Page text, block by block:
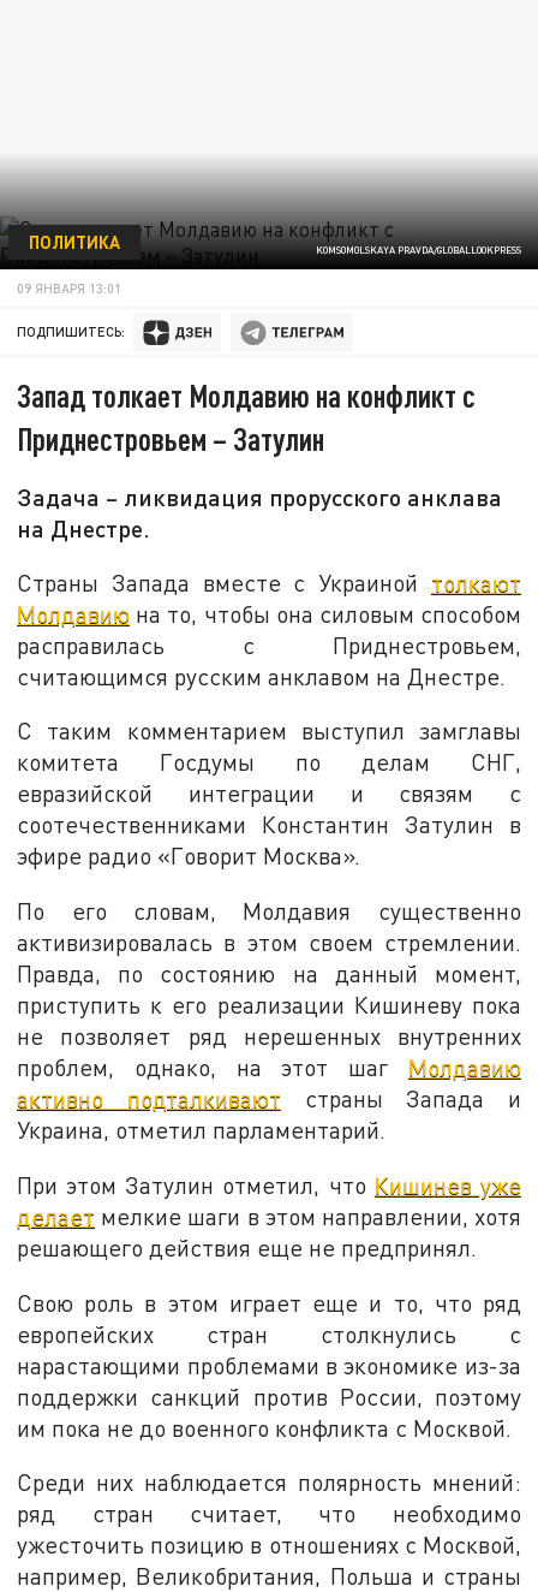
KOMSOMOLSKAYA PRAVDA/GLOBALLOOKPRESS
ПОЛИТИКА
09 ЯНВАРЯ 13:01
ПОДПИШИТЕСЬ:
Запад толкает Молдавию на конфликт с
Приднестровьем – Затулин
Задача – ликвидация прорусского анклава
на Днестре.
Страны Запада вместе с Украиной толкают
Молдавию на то, чтобы она силовым способом
расправилась с Приднестровьем,
считающимся русским анклавом на Днестре.
С таким комментарием выступил замглавы
комитета Госдумы по делам СНГ,
евразийской интеграции и связям с
соотечественниками Константин Затулин в
эфире радио «Говорит Москва».
По его словам, Молдавия существенно
активизировалась в этом своем стремлении.
Правда, по состоянию на данный момент,
приступить к его реализации Кишиневу пока
не позволяет ряд нерешенных внутренних
проблем, однако, на этот шаг Молдавию
активно подталкивают страны Запада и
Украина, отметил парламентарий.
При этом Затулин отметил, что Кишинев уже
делает мелкие шаги в этом направлении, хотя
решающего действия еще не предпринял.
Свою роль в этом играет еще и то, что ряд
европейских стран столкнулись с
нарастающими проблемами в экономике из-за
поддержки санкций против России, поэтому
им пока не до военного конфликта с Москвой.
Среди них наблюдается полярность мнений:
ряд стран считает, что необходимо
ужесточить позицию в отношениях с Москвой,
например, Великобритания, Польша и страны